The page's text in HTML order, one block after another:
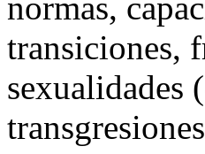
normas,
transiciones,
sexualidades